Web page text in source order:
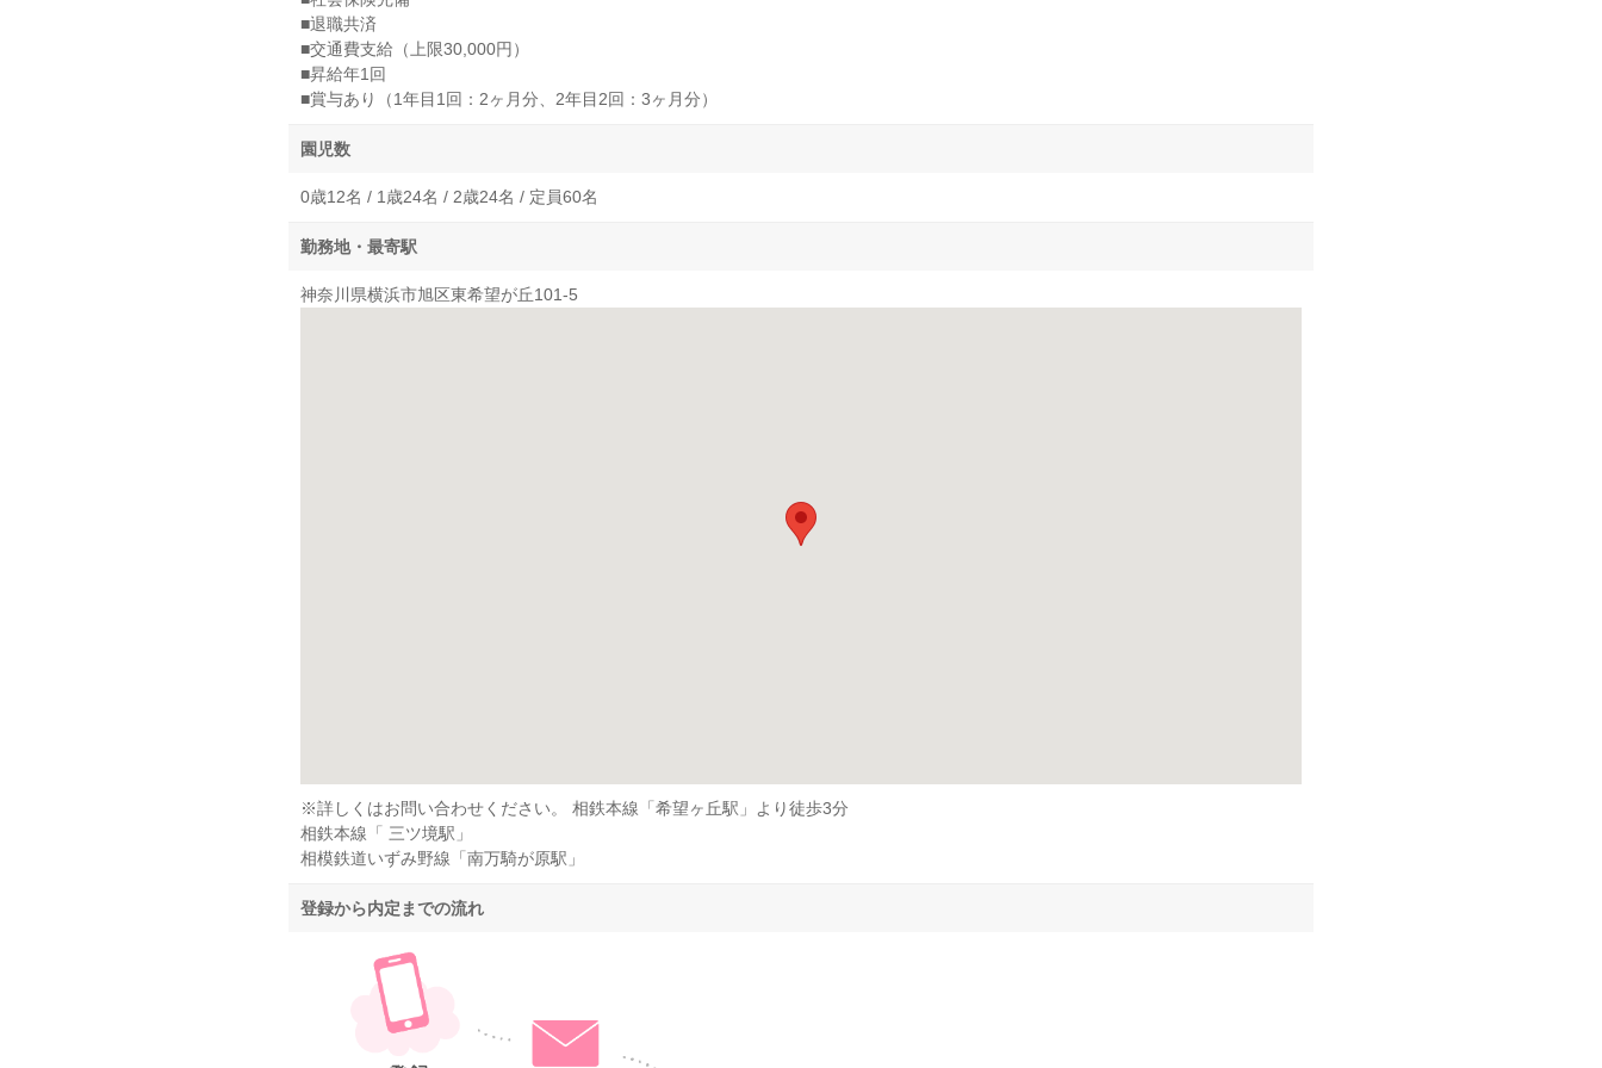
■退職共済
■交通費支給（上限30,000円）
■昇給年1回
■賞与あり（1年目1回：2ヶ月分、2年目2回：3ヶ月分）
園児数
0歳12名 / 1歳24名 / 2歳24名 / 定員60名
勤務地・最寄駅
神奈川県横浜市旭区東希望が丘101-5
※詳しくはお問い合わせください。 相鉄本線「希望ヶ丘駅」より徒歩3分
相鉄本線「 三ツ境駅」
相模鉄道いずみ野線「南万騎が原駅」
登録から内定までの流れ